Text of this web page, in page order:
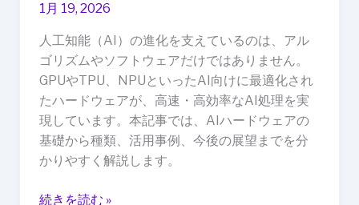
1月 19, 2026
人工知能（AI）の進化を支えているのは、アル
ゴリズムやソフトウェアだけではありません。
GPUやTPU、NPUといったAI向けに最適化され
たハードウェアが、高速・高効率なAI処理を実
現しています。本記事では、AIハードウェアの
基礎から種類、活用事例、今後の展望までを分
かりやすく解説します。
支
え
る
基
技
術
続きを読む »